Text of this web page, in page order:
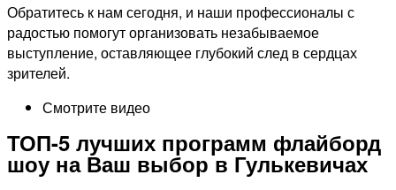
Обратитесь к нам сегодня, и наши профессионалы с
радостью помогут организовать незабываемое
выступление, оставляющее глубокий след в сердцах
зрителей.
Смотрите видео
ТОП-5 лучших программ флайборд
шоу на Ваш выбор в Гулькевичах